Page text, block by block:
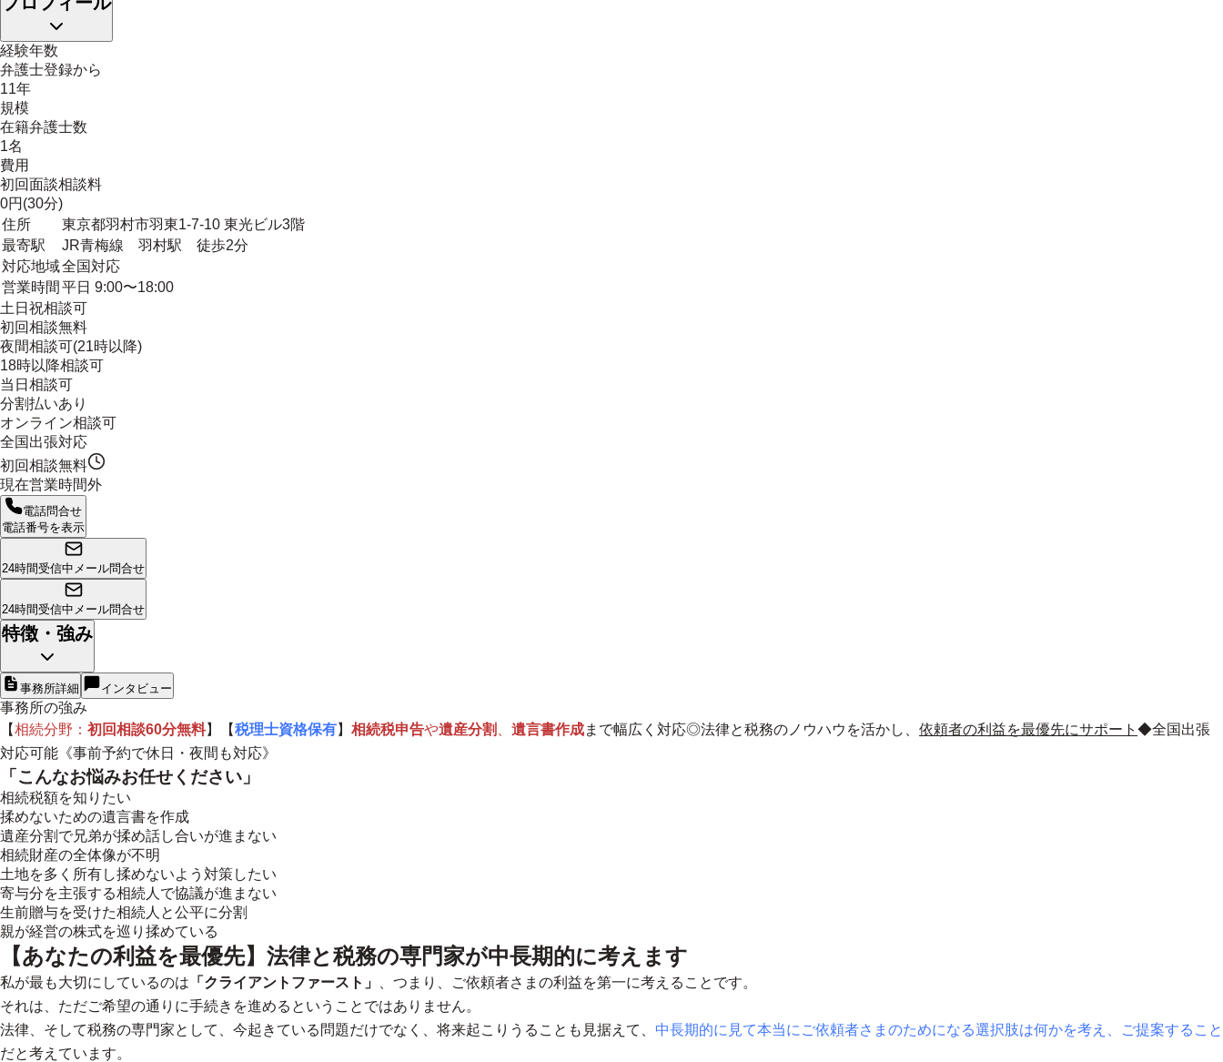
経験年数
弁護士登録から
11年
規模
在籍弁護士数
1名
費用
初回面談相談料
0円(30分)
住所
東京都羽村市羽東1-7-10 東光ビル3階
最寄駅
JR青梅線 羽村駅 徒歩2分
対応地域全国対応
営業時間 平日 9:00〜18:00
土日祝相談可
初回相談無料
夜間相談可(21時以降)
18時以降相談可
当日相談可
分割払いあり
オンライン相談可
全国出張対応
初回相談無料
現在営業時間外
電話問合せ
電話番号を表示
24時間受信中 メール問合せ
24時間受信中 メール問合せ
特徴・強み
事務所詳細 インタビュー
事務所の強み
【相続分野： 初回相談60分無料】【税理士資格保有】 相続税申告や遺産分割 遺言書作成まで幅広く対応◎法律と税務のノウハウを活かし、 依頼者の利益を最優先にサポート ◆全国出張
対応可能《事前予約で休日・夜間も対応》
「こんなお悩みお任せください」
相続税額を知りたい
揉めないための遺言書を作成
遺産分割で兄弟が揉め話し合いが進まない
相続財産の全体像が不明
土地を多く所有し揉めないよう対策したい
寄与分を主張する相続人で協議が進まない
生前贈与を受けた相続人と公平に分割
親が経営の株式を巡り揉めている
【あなたの利益を最優先】法律と税務の専門家が中長期的に考えます
私が最も大切にしているのは 「クライアントファースト」
、つまり、ご依頼者さまの利益を第一に考えることです。
それは、ただご希望の通りに手続きを進めるということではありません。
法律、そして税務の専門家として、今起きている問題だけでなく、将来起こりうることも見据えて、 中長期的に見て本当にご依頼者さまのためになる選択肢は何かを考え、ご提案すること
だと考えています。